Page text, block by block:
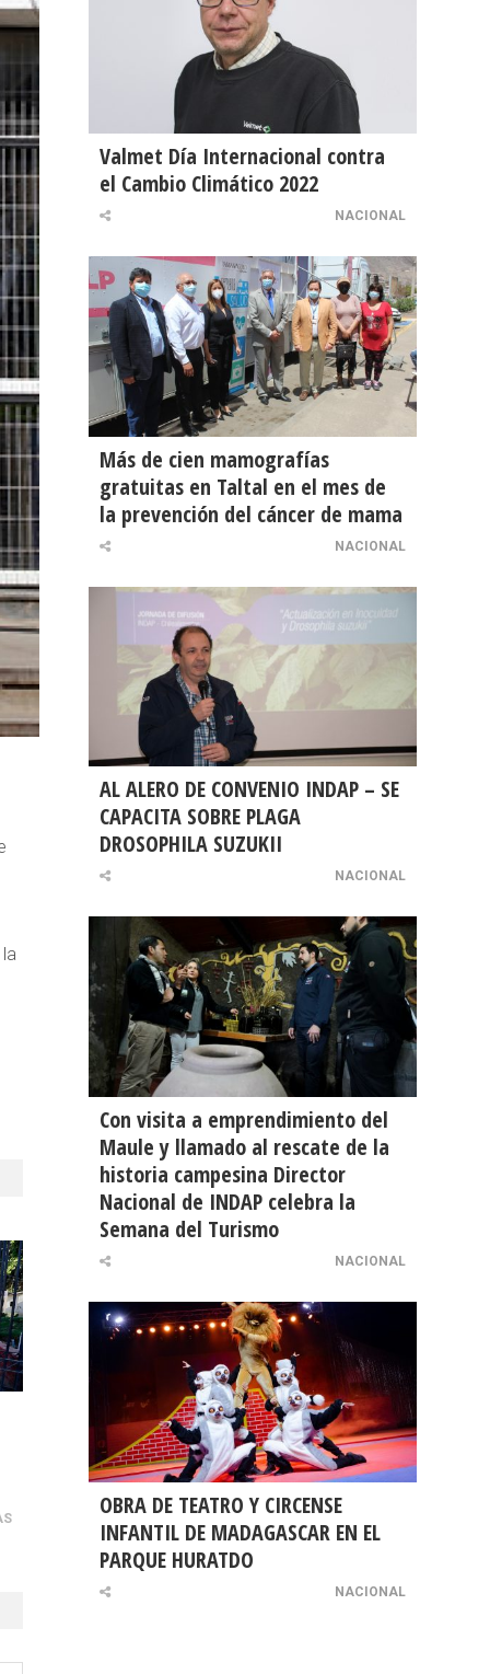
Valmet Día Internacional contra
el Cambio Climático 2022
NACIONAL
Más de cien mamografías
gratuitas en Taltal en el mes de
la prevención del cáncer de mama
NACIONAL
AL ALERO DE CONVENIO INDAP – SE
CAPACITA SOBRE PLAGA
DROSOPHILA SUZUKII
NACIONAL
Con visita a emprendimiento del
Maule y llamado al rescate de la
historia campesina Director
Nacional de INDAP celebra la
Semana del Turismo
NACIONAL
OBRA DE TEATRO Y CIRCENSE
INFANTIL DE MADAGASCAR EN EL
PARQUE HURATDO
NACIONAL